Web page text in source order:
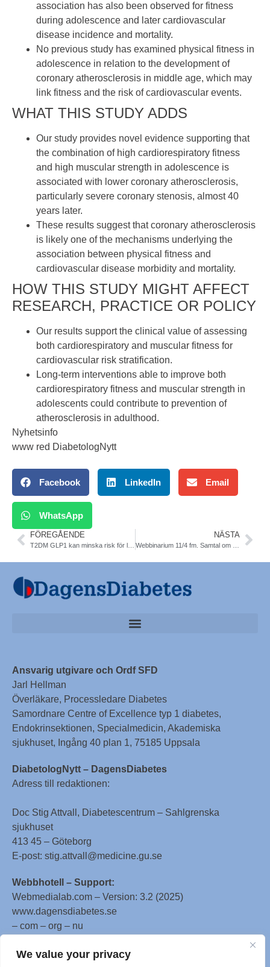
We value your privacy
association has also been observed for fitness
during adolescence and later cardiovascular
disease incidence and mortality.
No previous study has examined physical fitness in
adolescence in relation to the development of
coronary atherosclerosis in middle age, which may
link fitness and the risk of cardiovascular events.
WHAT THIS STUDY ADDS
Our study provides novel evidence supporting that
the combination of high cardiorespiratory fitness
and high muscular strength in adolescence is
associated with lower coronary atherosclerosis,
particularly severe coronary stenosis, almost 40
years later.
These results suggest that coronary atherosclerosis
is likely one of the mechanisms underlying the
association between physical fitness and
cardiovascular disease morbidity and mortality.
HOW THIS STUDY MIGHT AFFECT
RESEARCH, PRACTICE OR POLICY
Our results support the clinical value of assessing
both cardiorespiratory and muscular fitness for
cardiovascular risk stratification.
Long-term interventions able to improve both
cardiorespiratory fitness and muscular strength in
adolescents could contribute to prevention of
atherosclerosis in adulthood.
Nyhetsinfo
www red DiabetologNytt
Facebook LinkedIn Email
WhatsApp
FÖREGÅENDE NÄSTA
Ansvarig utgivare och Ordf SFD
Jarl Hellman
Överläkare, Processledare Diabetes
Samordnare Centre of Excellence typ 1 diabetes,
Endokrinsektionen, Specialmedicin, Akademiska
sjukhuset, Ingång 40 plan 1, 75185 Uppsala
DiabetologNytt – DagensDiabetes
Adress till redaktionen:
Doc Stig Attvall, Diabetescentrum – Sahlgrenska
sjukhuset
413 45 – Göteborg
E-post: stig.attvall@medicine.gu.se
Webbhotell – Support:
Webmedialab.com – Version: 3.2 (2025)
www.dagensdiabetes.se
– com – org – nu
All material on this website